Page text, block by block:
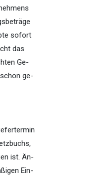
sofort
das
Ge-
ge-
ist. Än-
Ein-